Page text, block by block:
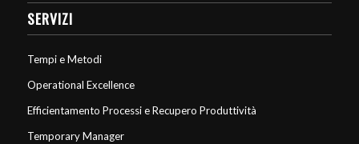
SERVIZI
Tempi e Metodi
Operational Excellence
Efficientamento Processi e Recupero Produttività
Temporary Manager